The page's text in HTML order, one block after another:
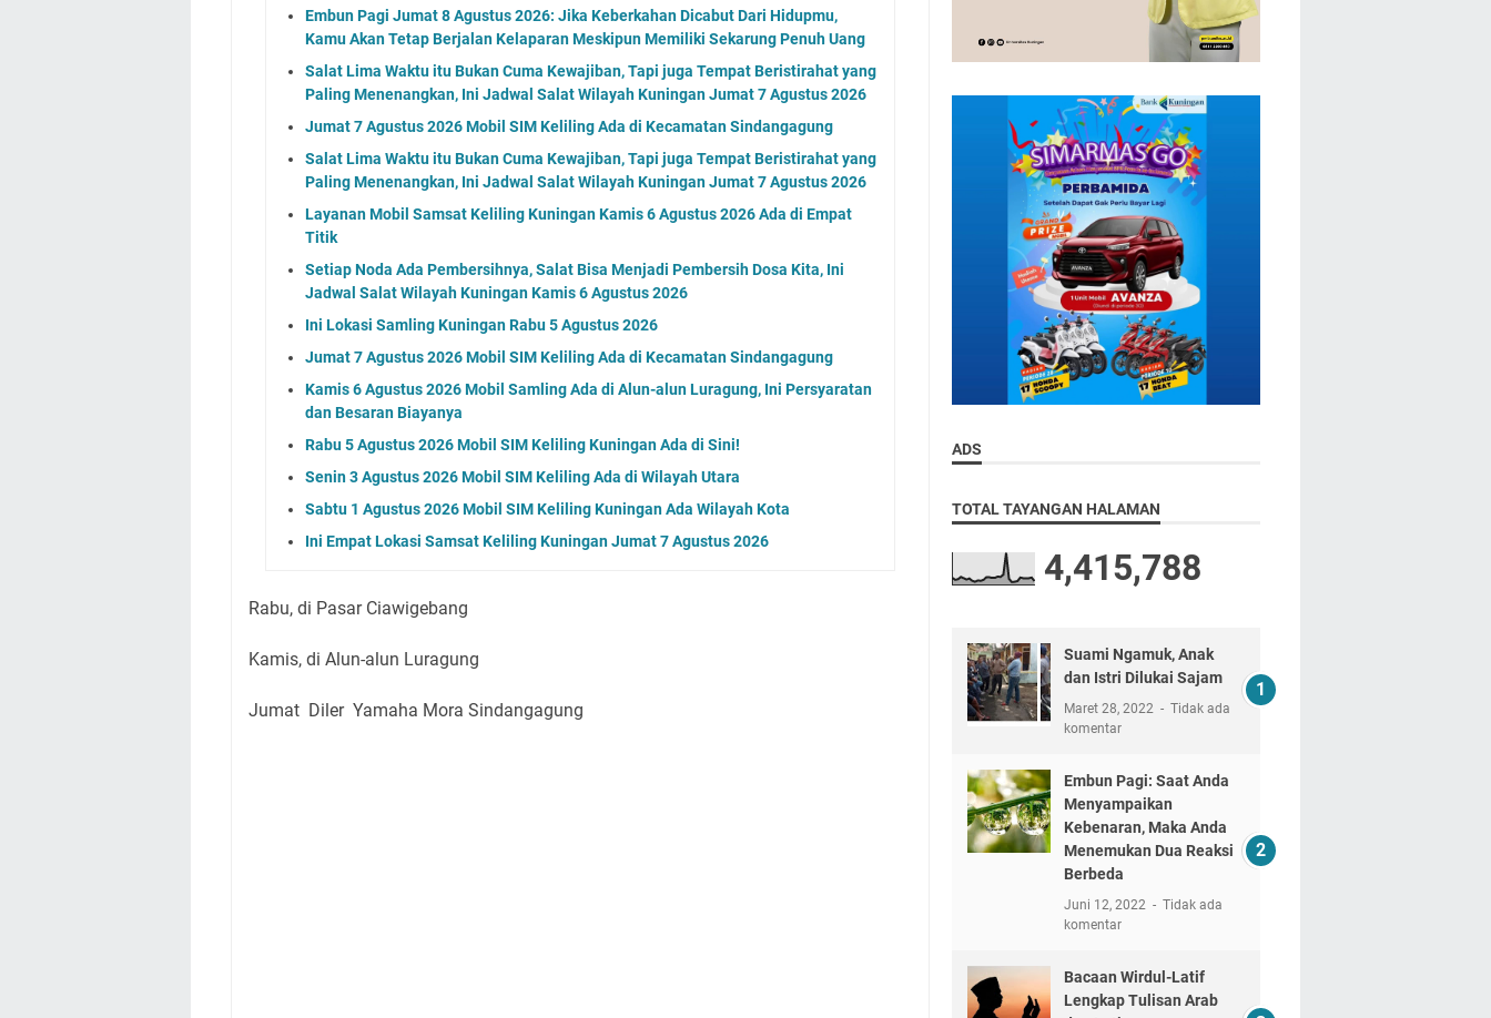
Embun Pagi Jumat 8 Agustus 2026: Jika Keberkahan Dicabut Dari Hidupmu,
Kamu Akan Tetap Berjalan Kelaparan Meskipun Memiliki Sekarung Penuh Uang
Salat Lima Waktu itu Bukan Cuma Kewajiban, Tapi juga Tempat Beristirahat yang
Paling Menenangkan, Ini Jadwal Salat Wilayah Kuningan Jumat 7 Agustus 2026
Jumat 7 Agustus 2026 Mobil SIM Keliling Ada di Kecamatan Sindangagung
Salat Lima Waktu itu Bukan Cuma Kewajiban, Tapi juga Tempat Beristirahat yang
Paling Menenangkan, Ini Jadwal Salat Wilayah Kuningan Jumat 7 Agustus 2026
Layanan Mobil Samsat Keliling Kuningan Kamis 6 Agustus 2026 Ada di Empat
Titik
Setiap Noda Ada Pembersihnya, Salat Bisa Menjadi Pembersih Dosa Kita, Ini
Jadwal Salat Wilayah Kuningan Kamis 6 Agustus 2026
Ini Lokasi Samling Kuningan Rabu 5 Agustus 2026
Jumat 7 Agustus 2026 Mobil SIM Keliling Ada di Kecamatan Sindangagung
Kamis 6 Agustus 2026 Mobil Samling Ada di Alun-alun Luragung, Ini Persyaratan
dan Besaran Biayanya
Rabu 5 Agustus 2026 Mobil SIM Keliling Kuningan Ada di Sini!
Senin 3 Agustus 2026 Mobil SIM Keliling Ada di Wilayah Utara
Sabtu 1 Agustus 2026 Mobil SIM Keliling Kuningan Ada Wilayah Kota
Ini Empat Lokasi Samsat Keliling Kuningan Jumat 7 Agustus 2026
Rabu, di Pasar Ciawigebang
Kamis, di Alun-alun Luragung
Jumat Diler Yamaha Mora Sindangagung
ADS
TOTAL TAYANGAN HALAMAN
4,415,788
Suami Ngamuk, Anak
dan Istri Dilukai Sajam
Maret 28, 2022
Tidak ada
komentar
Embun Pagi: Saat Anda
Menyampaikan
Kebenaran, Maka Anda
Menemukan Dua Reaksi
Berbeda
Juni 12, 2022
Tidak ada
komentar
Bacaan Wirdul-Latif
Lengkap Tulisan Arab